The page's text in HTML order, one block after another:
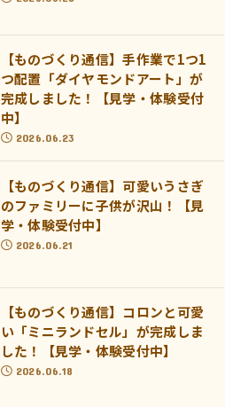
【ものづくり通信】手作業で1つ1
つ配置「ダイヤモンドアート」が
完成しました！【見学・体験受付
中】
2026.06.23
【ものづくり通信】可愛いうさぎ
のファミリーに子供が沢山！【見
学・体験受付中】
2026.06.21
【ものづくり通信】コロンと可愛
い「ミニランドセル」が完成しま
した！【見学・体験受付中】
2026.06.18